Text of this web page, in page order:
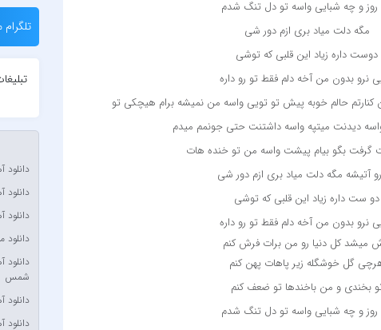
و چه شبایی واسه تو دل تنگ شدم
مگه دلت میاد بری ازم دور شی
دوست داره زیاد این قلبی که توشی
نرو بدون من آخه دلم فقط تو رو داره
کنارتم حالم خوبه پیش تو تویی واسه من نمیشه برام هیچکی تو
دیدنت میتپه واسه داشتنت حتی جونمم میدم
گرفت بگو بیام پیشت واسه من تو خنده هات
آتیشه مگه دلت میاد بری ازم دور شی
دو ست داره زیاد این قلبی که توشی
نرو بدون من آخه دلم فقط تو رو داره
میشد کل دنیا رو من برات فرش کنم
گل خوشگله زیر پاهات پهن کنم
بخندی و من باخندها تو ضعف کنم‌
و چه شبایی واسه تو دل تنگ شدم
ABEGI
Afra
&
Stan
Yengi
Max
تلگرام
دانلود
شمس